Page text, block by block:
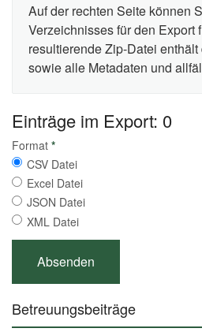
Auf der rechten Seite können
Verzeichnisses für den Export
resultierende Zip-Datei
sowie alle Metadaten und
Einträge im Export: 0
Format *
CSV Datei
Excel Datei
JSON Datei
XML Datei
Betreuungsbeiträge